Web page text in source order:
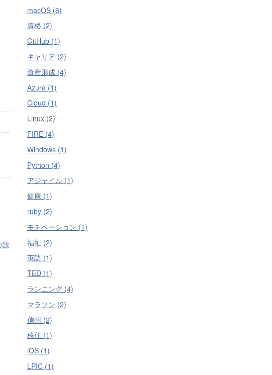
…
設
macOS (6)
資格 (2)
GitHub (1)
キャリア (2)
資産形成 (4)
Azure (1)
Cloud (1)
Linux (2)
FIRE (4)
Windows (1)
Python (4)
アジャイル (1)
健康 (1)
ruby (2)
モチベーション (1)
福祉 (2)
英語 (1)
TED (1)
ランニング (4)
マラソン (2)
信州 (2)
移住 (1)
iOS (1)
LPIC (1)